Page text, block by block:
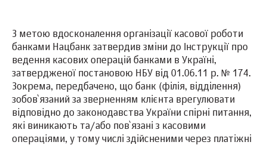
З метою вдосконалення організації касової роботи
банками Нацбанк затвердив зміни до Інструкції про
ведення касових операцій банками в Україні,
затвердженої постановою НБУ від 01.06.11 р. № 174.
Зокрема, передбачено, що банк (філія, відділення)
зобов`язаний за зверненням клієнта врегулювати
відповідно до законодавства України спірні питання,
які виникають та/або пов`язані з касовими
операціями, у тому числі здійсненими через платіжні